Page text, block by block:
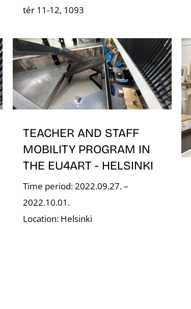
tér 11-12, 1093
TEACHER AND STAFF
MOBILITY PROGRAM IN
THE EU4ART - HELSINKI
Time period: 2022.09.27. –
2022.10.01.
Location: Helsinki